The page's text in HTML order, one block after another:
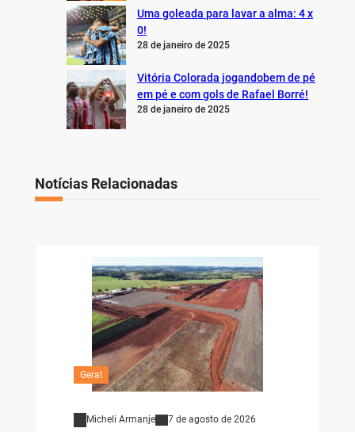
Uma goleada para lavar a alma: 4 x
0!
28 de janeiro de 2025
Vitória Colorada jogandobem de pé
em pé e com gols de Rafael Borré!
28 de janeiro de 2025
Notícias Relacionadas
Geral
Micheli Armanje 7 de agosto de 2026